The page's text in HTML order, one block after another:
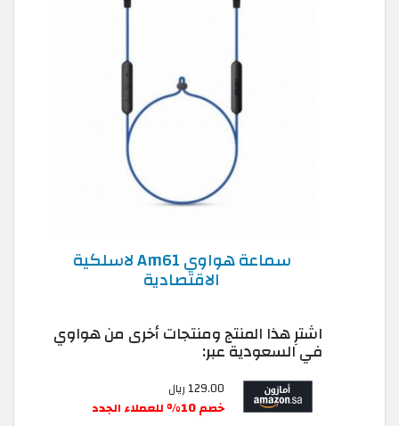
سماعة هواوي Am61 لاسلكية
الاقتصادية
اشترِ هذا المنتج ومنتجات أخرى من هواوي
في السعودية عبر:
129.00 ريال
خصم 10% للعملاء الجدد